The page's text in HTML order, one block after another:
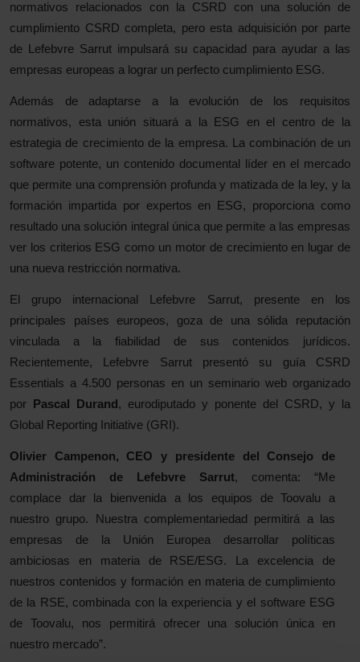
normativos relacionados con la CSRD con una solución de
cumplimiento CSRD completa, pero esta adquisición por parte
de Lefebvre Sarrut impulsará su capacidad para ayudar a las
empresas europeas a lograr un perfecto cumplimiento ESG.
Además de adaptarse a la evolución de los requisitos
normativos, esta unión situará a la ESG en el centro de la
estrategia de crecimiento de la empresa. La combinación de un
software potente, un contenido documental líder en el mercado
que permite una comprensión profunda y matizada de la ley, y la
formación impartida por expertos en ESG, proporciona como
resultado una solución integral única que permite a las empresas
ver los criterios ESG como un motor de crecimiento en lugar de
una nueva restricción normativa.
El grupo internacional Lefebvre Sarrut, presente en los
principales países europeos, goza de una sólida reputación
vinculada a la fiabilidad de sus contenidos jurídicos.
Recientemente, Lefebvre Sarrut presentó su guía CSRD
Essentials a 4.500 personas en un seminario web organizado
por
Pascal Durand , eurodiputado y ponente del CSRD, y la
Global Reporting Initiative (GRI).
Olivier Campenon, CEO y presidente del Consejo de
Administración de Lefebvre Sarrut, comenta: “Me
complace dar la bienvenida a los equipos de Toovalu a
nuestro grupo. Nuestra complementariedad permitirá a las
empresas de la Unión Europea desarrollar políticas
ambiciosas en materia de RSE/ESG. La excelencia de
nuestros contenidos y formación en materia de cumplimiento
de la RSE, combinada con la experiencia y el software ESG
de Toovalu, nos permitirá ofrecer una solución única en
nuestro mercado”.